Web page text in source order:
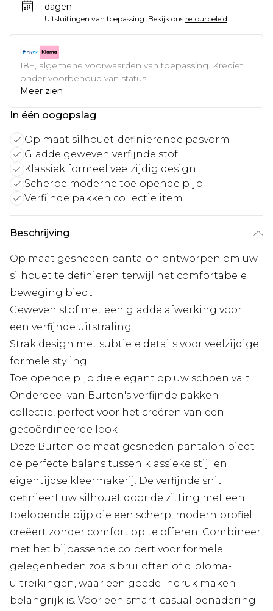
dagen
Uitsluitingen van toepassing. Bekijk ons retourbeleid
18+, algemene voorwaarden van toepassing. Krediet
onder voorbehoud van status
Meer zien
In één oogopslag
Op maat silhouet-definiërende pasvorm
Gladde geweven verfijnde stof
Klassiek formeel veelzijdig design
Scherpe moderne toelopende pijp
Verfijnde pakken collectie item
Beschrijving
Op maat gesneden pantalon ontworpen om uw
silhouet te definiëren terwijl het comfortabele
beweging biedt
Geweven stof met een gladde afwerking voor
een verfijnde uitstraling
Strak design met subtiele details voor veelzijdige
formele styling
Toelopende pijp die elegant op uw schoen valt
Onderdeel van Burton's verfijnde pakken
collectie, perfect voor het creëren van een
gecoördineerde look
Deze Burton op maat gesneden pantalon biedt
de perfecte balans tussen klassieke stijl en
eigentijdse kleermakerij. De verfijnde snit
definieert uw silhouet door de zitting met een
toelopende pijp die een scherp, modern profiel
creëert zonder comfort op te offeren. Combineer
met het bijpassende colbert voor formele
gelegenheden zoals bruiloften of diploma-
uitreikingen, waar een goede indruk maken
belangrijk is. Voor een smart-casual benadering